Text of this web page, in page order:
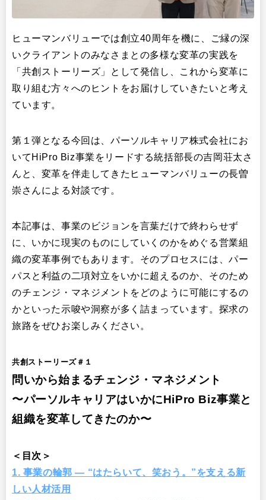
ヒューマンバリューでは創立40周年を機に、ご縁の深
いクライアントのみなさまとの多様な変革の実践を
「共創ストーリーズ」として発信し、これから変革に
取り組む方々へのヒントをお届けしていきたいと考え
ています。
第１弾となる今回は、パーソルキャリア株式会社にお
いてHiPro Biz事業をリードする統括部長の吉岡荘太さ
んと、変革を伴走してきたヒューマンバリューの長曽
崇さんによる対談です。
本記事は、事業のビジョンを言葉だけで終わらせず
に、いかに現実のものにしていくのかをめぐる営業組
織の変革事例でもあります。そのプロセスには、パー
パスと利益の二項対立をいかに超えるのか、そのため
のチェンジ・マネジメントをどのように可能にするの
かといった示唆や洞察が多く詰まっています。探求の
旅路をぜひお楽しみください。
共創ストーリーズ＃１
問いから始まるチェンジ・マネジメント
〜パーソルキャリアはいかにHiPro Biz事業と
組織を変革してきたのか〜
＜目次＞
1. 事業の輪郭 ― “はたらいて、笑おう。”を支える新
しい人材活用